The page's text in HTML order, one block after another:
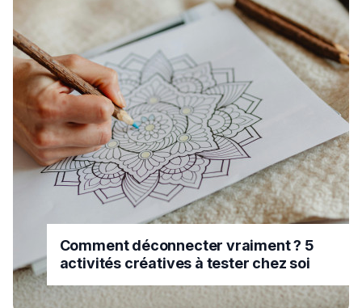
Comment déconnecter vraiment ? 5
activités créatives à tester chez soi